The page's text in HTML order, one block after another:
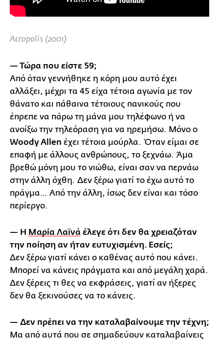
Acropolis (2001)
— Τώρα που είστε 59;
Από όταν γεννήθηκε η κόρη μου αυτό έχει
αλλάξει, μέχρι τα 45 είχα τέτοια αγωνία με τον
θάνατο και πάθαινα τέτοιους πανικούς που
έπρεπε να πάρω τη μάνα μου τηλέφωνο ή να
ανοίξω την τηλεόραση για να ηρεμήσω. Μόνο ο
Woody Allen έχει τέτοια μούρλα. Όταν είμαι σε
επαφή με άλλους ανθρώπους, το ξεχνάω. Άμα
βρεθώ μόνη μου το νιώθω, είναι σαν να περνάω
στην άλλη όχθη. Δεν ξέρω γιατί το έχω αυτό το
πράγμα… Από την άλλη, ίσως δεν είναι και τόσο
περίεργο.
— Η Μαρία Λαϊνά έλεγε ότι δεν θα χρειαζόταν
την ποίηση αν ήταν ευτυχισμένη. Εσείς;
Δεν ξέρω γιατί κάνει ο καθένας αυτό που κάνει.
Μπορεί να κάνεις πράγματα και από μεγάλη χαρά.
Δεν ξέρεις τι θες να εκφράσεις, γιατί αν ήξερες
δεν θα ξεκινούσες να το κάνεις.
— Δεν πρέπει να την καταλαβαίνουμε την τέχνη;
Μα από αυτά που σε σημαδεύουν καταλαβαίνεις